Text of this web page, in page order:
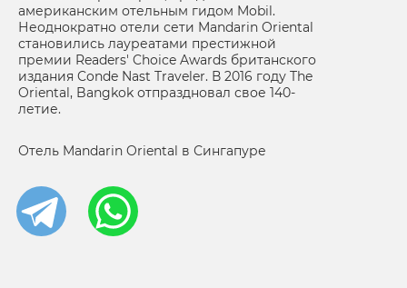
американским отельным гидом Mobil.
Неоднократно отели сети Mandarin Oriental
становились лауреатами престижной
премии Readers' Choice Awards британского
издания Conde Nast Traveler. В 2016 году The
Oriental, Bangkok отпраздновал свое 140-
летие.
Отель Mandarin Oriental в Сингапуре